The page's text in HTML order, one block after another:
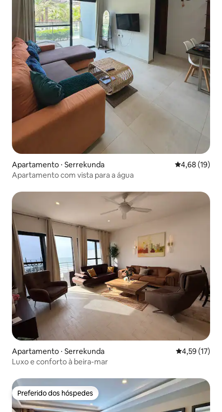
Apartamento ⋅ Serrekunda 4,68 de uma
4,68 (19)
Apartamento com vista para a água
Apartamento ⋅ Serrekunda 4,59 de uma
4,59 (17)
Luxo e conforto à beira-mar
Preferido dos hóspedes
Preferido dos hóspedes